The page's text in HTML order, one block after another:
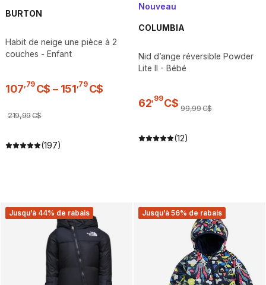
BURTON
Habit de neige une pièce à 2
couches - Enfant
107 79 C$ – 151 79 C$
219,99C$
(197)
Nouveau
COLUMBIA
Nid d’ange réversible Powder
Lite II - Bébé
62 99C$ 99,99C$
(12)
Jusqu’à 44% de rabais Jusqu’à 56% de rabais